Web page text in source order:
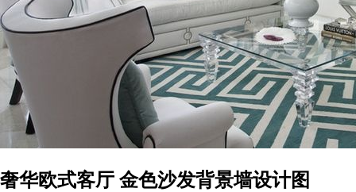
奢华欧式客厅 金色沙发背景墙设计图